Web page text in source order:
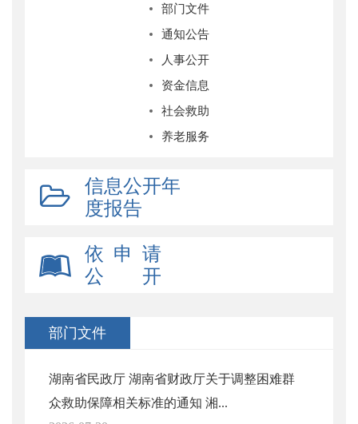
部门文件
通知公告
人事公开
资金信息
社会救助
养老服务
信息公开年
度报告
依 申 请
公 开
部门文件
湖南省民政厅 湖南省财政厅关于调整困难群
众救助保障相关标准的通知 湘...